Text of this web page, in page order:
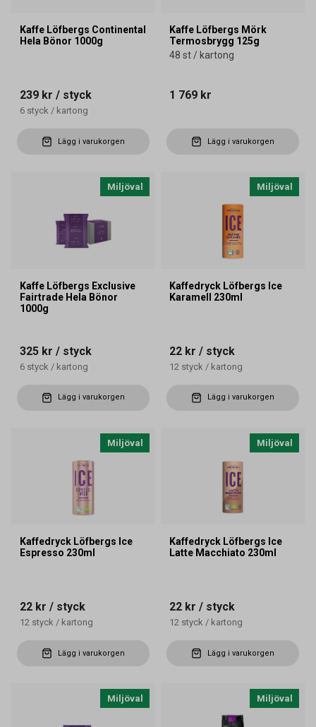
Kaffe Löfbergs Continental
Hela Bönor 1000g
239 kr / styck
6 styck / kartong
Lägg i varukorgen
Kaffe Löfbergs Mörk
Termosbrygg 125g
48 st / kartong
1 769 kr
Lägg i varukorgen
Miljöval
Kaffe Löfbergs Exclusive
Fairtrade Hela Bönor
1000g
325 kr / styck
6 styck / kartong
Lägg i varukorgen
Miljöval
Kaffedryck Löfbergs Ice
Karamell 230ml
22 kr / styck
12 styck / kartong
Lägg i varukorgen
Miljöval
Kaffedryck Löfbergs Ice
Espresso 230ml
22 kr / styck
12 styck / kartong
Lägg i varukorgen
Miljöval
Kaffedryck Löfbergs Ice
Latte Macchiato 230ml
22 kr / styck
12 styck / kartong
Lägg i varukorgen
Miljöval Miljöval